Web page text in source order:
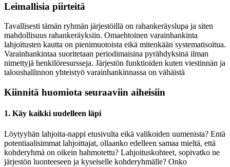
Leimallisia piirteitä
Tavallisesti tämän ryhmän järjestöillä on rahankeräyslupa ja siten
mahdollisuus rahankeräyksiin. Omaehtoinen varainhankinta
lahjoitusten kautta on pienimuotoista eikä mitenkään systematisoitua.
Varainhankintaa suoritetaan periodimaisina pyrähdyksinä ilman
nimettyjä henkilöresursseja. Järjestön funktioiden kuten viestinnän ja
taloushallinnon yhteistyö varainhankinnassa on vähäistä
Kiinnitä huomiota seuraaviin aiheisiin
1. Käy kaikki uudelleen läpi
Löytyyhän lahjoita-nappi etusivulta eikä valikoiden uumenista? Entä
potentiaalisimmat lahjoittajat, ollaanko edelleen samaa mieltä, että
kohderyhmä on oikein hahmotettu? Lahjoituskohteet, sopivatko ne
järjestön luonteeseen ja kyseiselle kohderyhmälle? Onko